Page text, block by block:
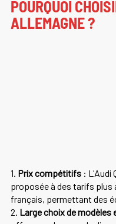
POURQUOI
ALLEMAGNE ?
1. Prix compétitifs: L'Audi
proposée à des tarifs
français, permettant des
2. Large choix de modèles